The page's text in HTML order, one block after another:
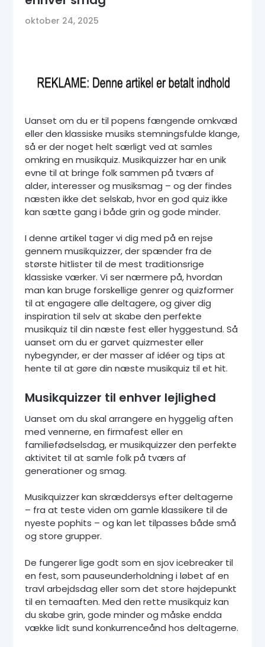
oktober 24, 2025
Uanset om du er til popens fængende omkvæd
eller den klassiske musiks stemningsfulde klange,
så er der noget helt særligt ved at samles
omkring en musikquiz. Musikquizzer har en unik
evne til at bringe folk sammen på tværs af
alder, interesser og musiksmag – og der findes
næsten ikke det selskab, hvor en god quiz ikke
kan sætte gang i både grin og gode minder.
I denne artikel tager vi dig med på en rejse
gennem musikquizzer, der spænder fra de
største hitlister til de mest traditionsrige
klassiske værker. Vi ser nærmere på, hvordan
man kan bruge forskellige genrer og quizformer
til at engagere alle deltagere, og giver dig
inspiration til selv at skabe den perfekte
musikquiz til din næste fest eller hyggestund. Så
uanset om du er garvet quizmester eller
nybegynder, er der masser af idéer og tips at
hente til at gøre din næste musikquiz til et hit.
Musikquizzer til enhver lejlighed
Uanset om du skal arrangere en hyggelig aften
med vennerne, en firmafest eller en
familiefødselsdag, er musikquizzer den perfekte
aktivitet til at samle folk på tværs af
generationer og smag.
Musikquizzer kan skræddersys efter deltagerne
– fra at teste viden om gamle klassikere til de
nyeste pophits – og kan let tilpasses både små
og store grupper.
De fungerer lige godt som en sjov icebreaker til
en fest, som pauseunderholdning i løbet af en
travl arbejdsdag eller som det store højdepunkt
til en temaaften. Med den rette musikquiz kan
du skabe grin, gode minder og måske endda
vække lidt sund konkurrenceånd hos deltagerne.